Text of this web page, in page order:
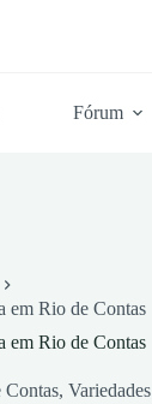
Fórum
em Rio de Contas
em Rio de Contas
Contas, Variedades